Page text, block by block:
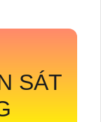
SÁT